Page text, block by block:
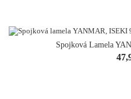
Spojková Lamela